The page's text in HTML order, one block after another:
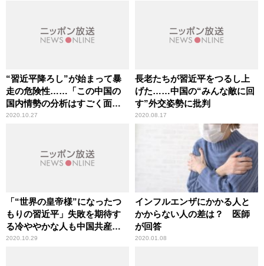
“習近平降ろし”が始まって暴
走の危険性……「この中国の
国内情勢の分析はすごく面白
い」辛坊治郎が言及
2020.10.27
長老たちが習近平をつるし上
げた……中国の“みんな敵に回
す”外交姿勢に批判
2020.08.17
「“世界の皇帝様”になったつ
もりの習近平」失敗を期待す
る冷ややかな人も中国共産党
には多い
2020.10.29
インフルエンザにかかる人と
かからない人の差は？ 医師
が回答
2020.01.08